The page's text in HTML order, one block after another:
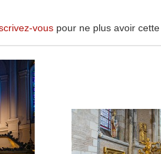
vous pour ne plus avoir cette